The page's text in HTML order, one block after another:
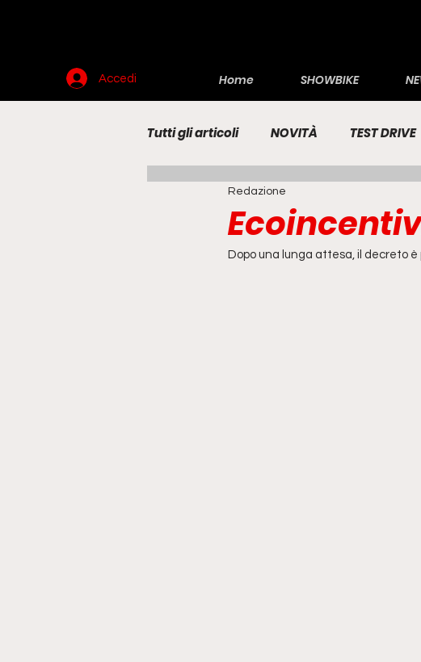
Accedi Home SHOWBIKE
Tutti gli articoli NOVITÀ TEST DRIVE
RENDERING MOTO
Redazione
Dopo una lunga attesa, il decreto è